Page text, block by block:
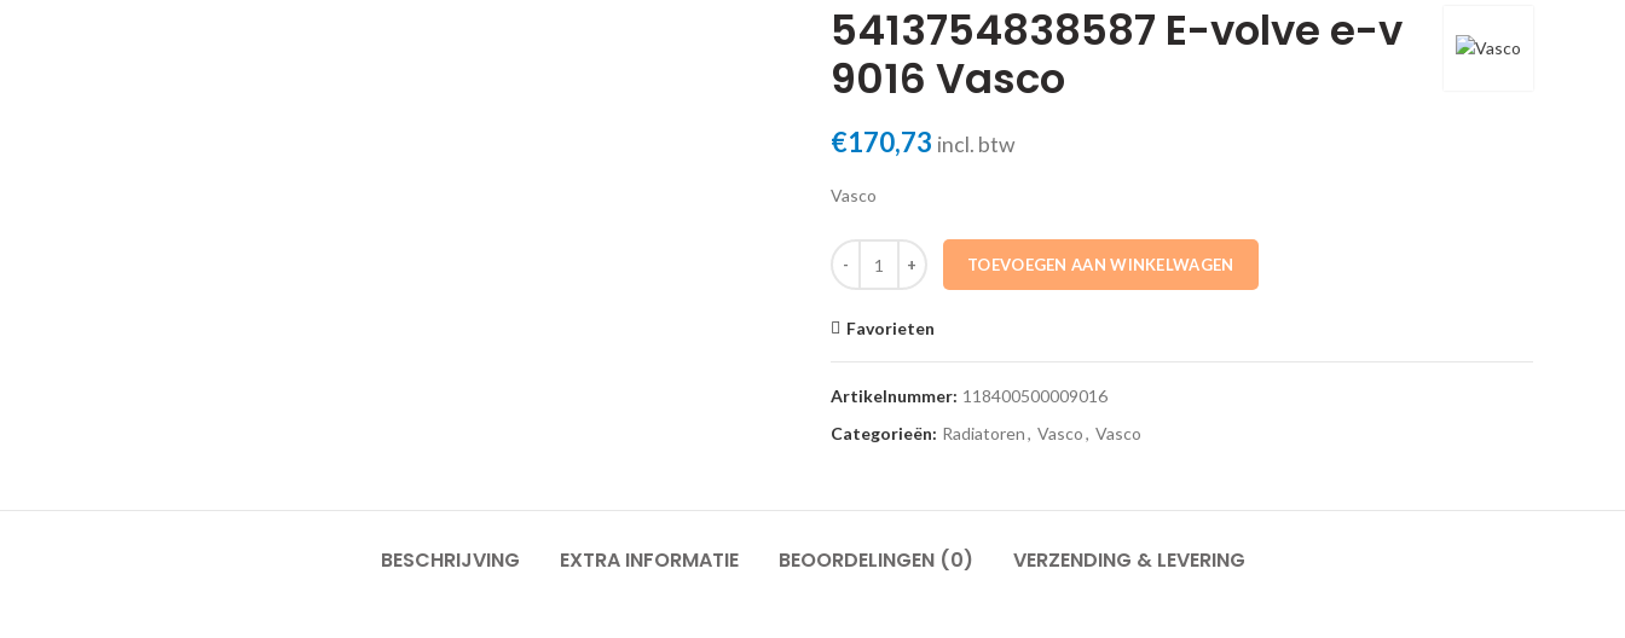
5413754838587 E-volve e-v
9016 Vasco
€170,73 incl. btw
Vasco
5413754838587 E-volve e-v 9016 Vasco aantal
TOEVOEGEN AAN WINKELWAGEN
Favorieten
Artikelnummer: 118400500009016
Categorieën: Radiatoren, Vasco, Vasco
BESCHRIJVING EXTRA INFORMATIE BEOORDELINGEN (0) VERZENDING & LEVERING